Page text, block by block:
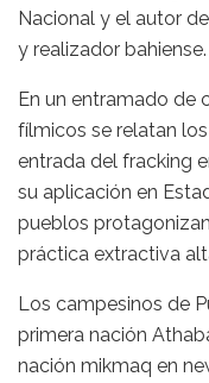
Nacional y el autor
y realizador bahiense.
En un entramado de
fílmicos se relatan
entrada del fracking
su aplicación en
pueblos
práctica extractiva
Los campesinos de
primera nación
nación mikmaq en